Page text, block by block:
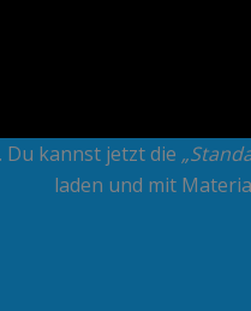
Du kannst jetzt die
laden und mit